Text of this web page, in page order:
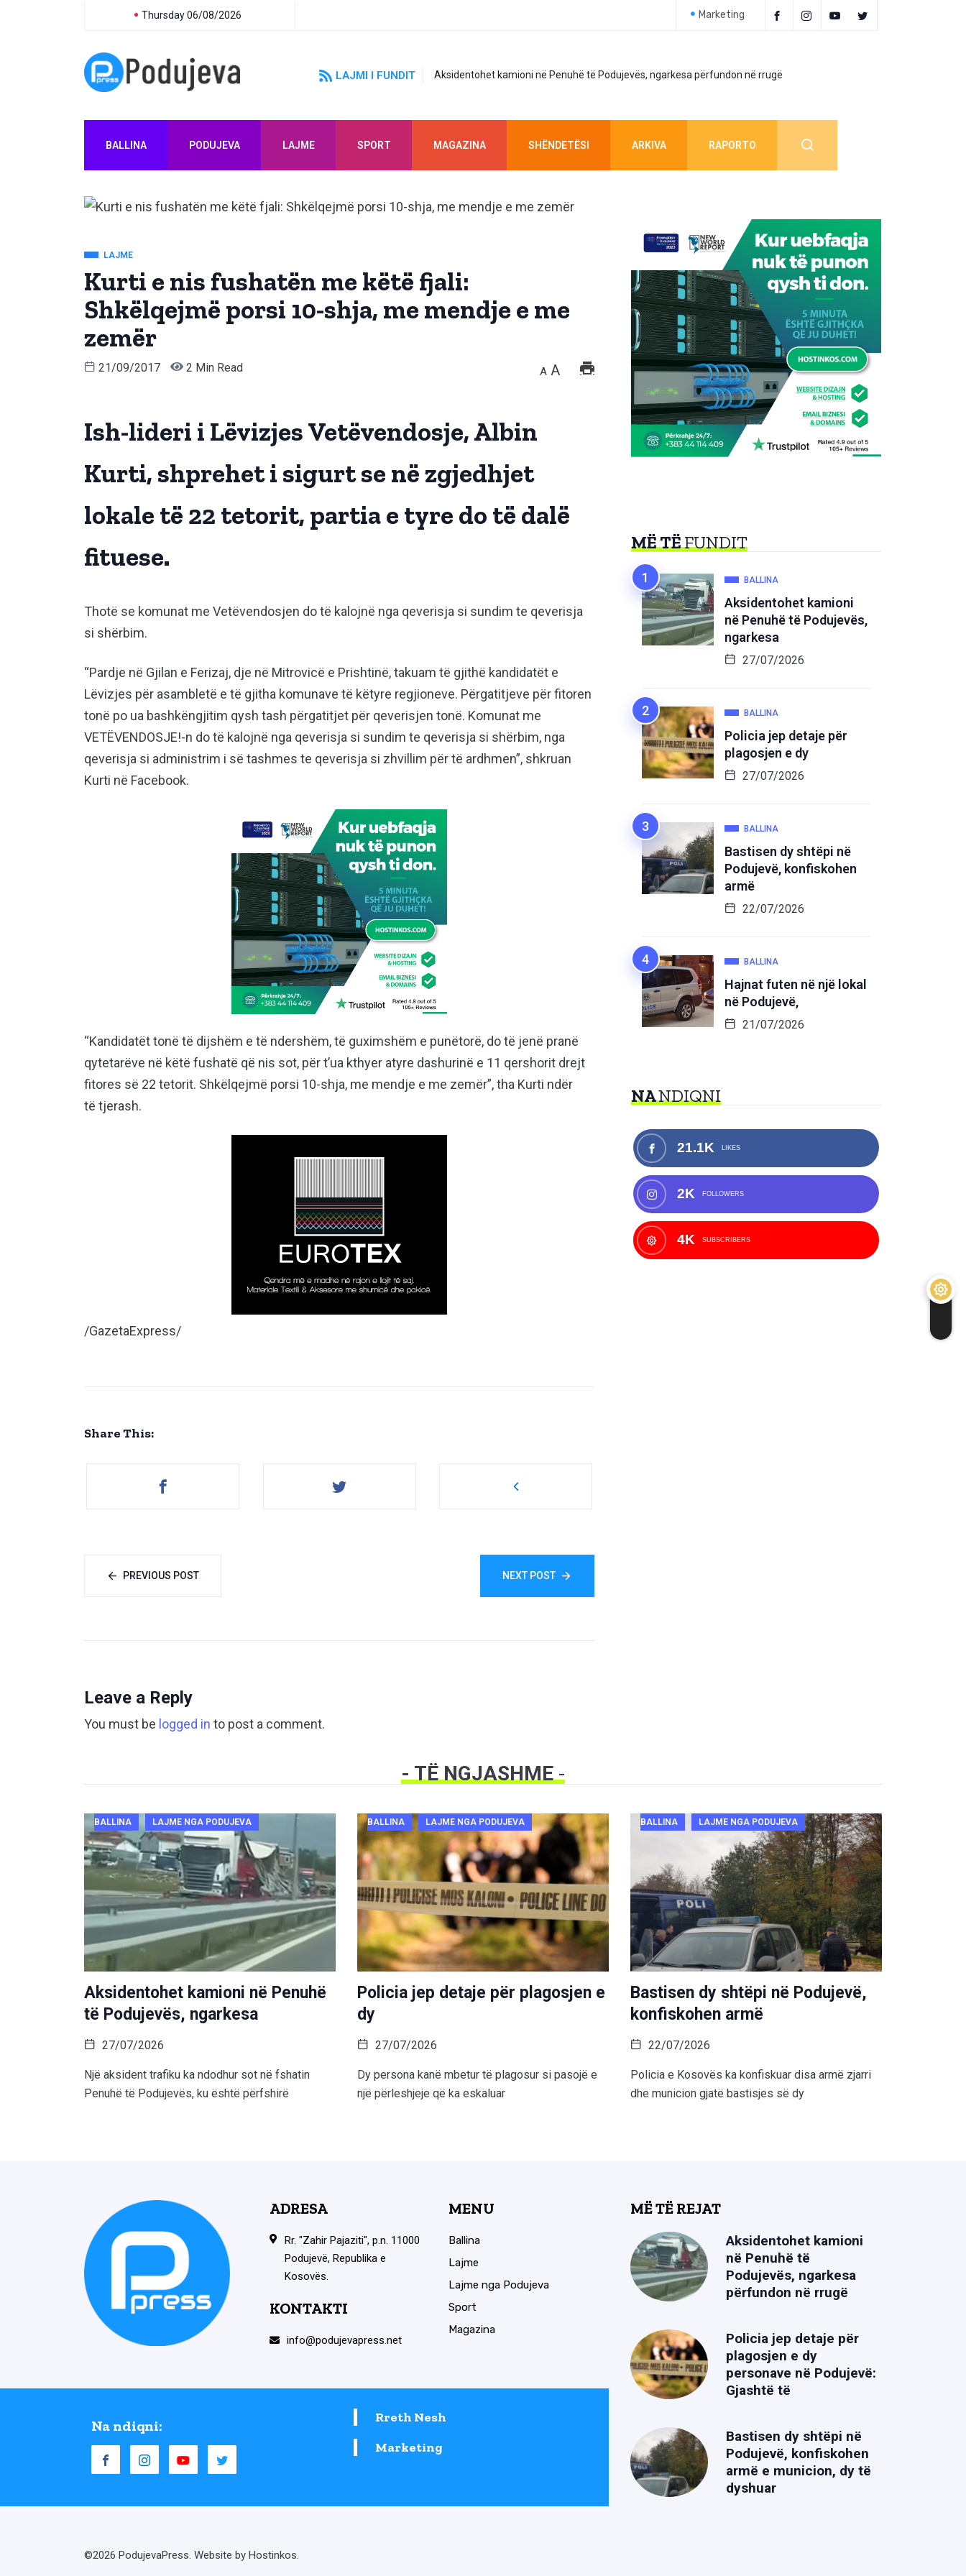
Thursday 06/08/2026 Marketing
LAJMI I FUNDIT Aksidentohet kamioni në Penuhë të Podujevës, ngarkesa përfundon në rrugë
BALLINA PODUJEVA LAJME SPORT MAGAZINA SHËNDETËSI ARKIVA RAPORTO
LAJME
Kurti e nis fushatën me këtë fjali:
Shkëlqejmë porsi 10-shja, me mendje e me
zemër
21/09/2017 2 Min Read A A
Ish-lideri i Lëvizjes Vetëvendosje, Albin
Kurti, shprehet i sigurt se në zgjedhjet
lokale të 22 tetorit, partia e tyre do të dalë
fituese.
Thotë se komunat me Vetëvendosjen do të kalojnë nga qeverisja si sundim te qeverisja
si shërbim.
“Pardje në Gjilan e Ferizaj, dje në Mitrovicë e Prishtinë, takuam të gjithë kandidatët e
Lëvizjes për asambletë e të gjitha komunave të këtyre regjioneve. Përgatitjeve për fitoren
tonë po ua bashkëngjitim qysh tash përgatitjet për qeverisjen tonë. Komunat me
VETËVENDOSJE!-n do të kalojnë nga qeverisja si sundim te qeverisja si shërbim, nga
qeverisja si administrim i së tashmes te qeverisja si zhvillim për të ardhmen”, shkruan
Kurti në Facebook.
“Kandidatët tonë të dijshëm e të ndershëm, të guximshëm e punëtorë, do të jenë pranë
qytetarëve në këtë fushatë që nis sot, për t’ua kthyer atyre dashurinë e 11 qershorit drejt
fitores së 22 tetorit. Shkëlqejmë porsi 10-shja, me mendje e me zemër”, tha Kurti ndër
të tjerash.
/GazetaExpress/
Share This:
PREVIOUS POST NEXT POST
Leave a Reply
You must be logged in to post a comment.
MË TËFUNDIT
BALLINA
Aksidentohet kamioni
në Penuhë të Podujevës,
ngarkesa
27/07/2026
BALLINA
Policia jep detaje për
plagosjen e dy
27/07/2026
BALLINA
Bastisen dy shtëpi në
Podujevë, konfiskohen
armë
22/07/2026
BALLINA
Hajnat futen në një lokal
në Podujevë,
21/07/2026
NANDIQNI
21.1K LIKES
2K FOLLOWERS
4K SUBSCRIBERS
- TË NGJASHME-
BALLINA LAJME NGA PODUJEVA
Aksidentohet kamioni në Penuhë
të Podujevës, ngarkesa
27/07/2026
Një aksident trafiku ka ndodhur sot në fshatin
Penuhë të Podujevës, ku është përfshirë
BALLINA LAJME NGA PODUJEVA
Policia jep detaje për plagosjen e
dy
27/07/2026
Dy persona kanë mbetur të plagosur si pasojë e
një përleshjeje që ka eskaluar
BALLINA LAJME NGA PODUJEVA
Bastisen dy shtëpi në Podujevë,
konfiskohen armë
22/07/2026
Policia e Kosovës ka konfiskuar disa armë zjarri
dhe municion gjatë bastisjes së dy
ADRESA
Rr. "Zahir Pajaziti", p.n. 11000
Podujevë, Republika e
Kosovës.
KONTAKTI
info@podujevapress.net
MENU
Ballina
Lajme
Lajme nga Podujeva
Sport
Magazina
Na ndiqni:
Rreth Nesh
Marketing
MË TË REJAT
Aksidentohet kamioni
në Penuhë të
Podujevës, ngarkesa
përfundon në rrugë
Policia jep detaje për
plagosjen e dy
personave në Podujevë:
Gjashtë të
Bastisen dy shtëpi në
Podujevë, konfiskohen
armë e municion, dy të
dyshuar
©2026 PodujevaPress. Website by Hostinkos.